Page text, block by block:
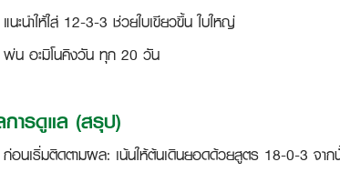
แนะนำให้ใส่ 12-3-3 ช่วยใบเขียวขึ้น ใบใหญ่
พ่น อะมิโนคิงวัน ทุก 20 วัน
ารดูแล (สรุป)
ก่อนเริ่มติดตามผล: เน้นให้ต้นเดินยอดด้วยสูตร 18-0-3 จาก